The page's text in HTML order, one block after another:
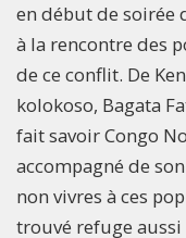
en début de soirée
à la rencontre des
de ce conflit. De
kolokoso, Bagata
fait savoir Congo
accompagné de
non vivres à ces
trouvé refuge aussi